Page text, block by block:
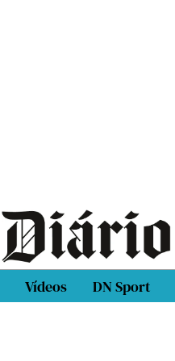
Vídeos DN Sport